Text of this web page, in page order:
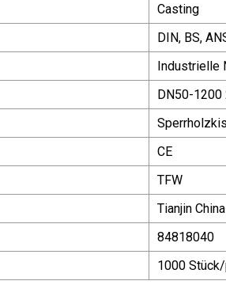
Casting
DIN, BS,
Industrielle
DN50-1200
CE
TFW
Tianjin China
84818040
1000